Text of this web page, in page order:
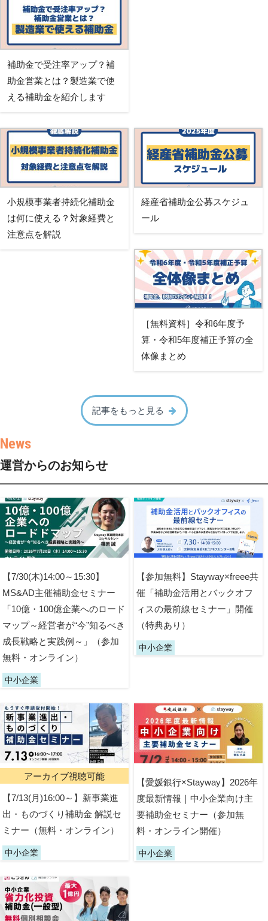
補助金で受注率アップ？補
助金営業とは？製造業で使
える補助金を紹介します
小規模事業者持続化補助金
は何に使える？対象経費と
注意点を解説
経産省補助金公募スケジュ
ール
［無料資料］令和6年度予
算・令和5年度補正予算の全
体像まとめ
記事をもっと見る
運営からのお知らせ
【7/30(木)14:00～15:30】
MS&AD主催補助金セミナー
「10億・100億企業へのロード
マップ～経営者が“今”知るべき
成長戦略と実践例～」（参加
無料・オンライン）
中小企業
【参加無料】Stayway×freee共
催「補助金活用とバックオフ
ィスの最前線セミナー」開催
（特典あり）
中小企業
アーカイブ視聴可能
【7/13(月)16:00～】新事業進
出・ものづくり補助金 解説セ
ミナー（無料・オンライン）
中小企業
【愛媛銀行×Stayway】2026年
度最新情報｜中小企業向け主
要補助金セミナー（参加無
料・オンライン開催）
中小企業